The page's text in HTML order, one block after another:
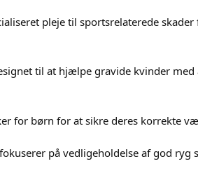
pleje til sportsrelaterede
til at hjælpe gravide kvinder
for børn for at sikre deres korrekte
på vedligeholdelse af god ryg